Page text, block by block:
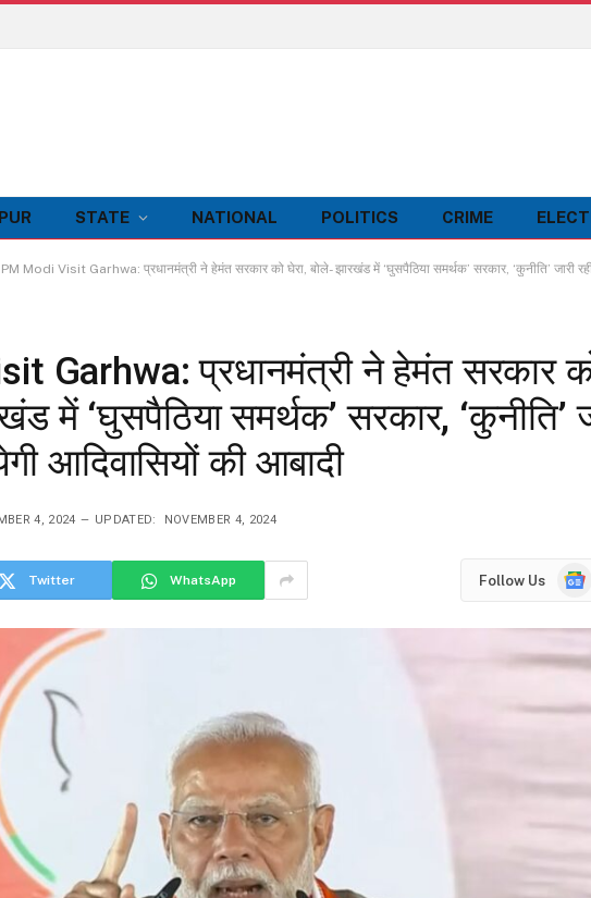
STATE NATIONAL POLITICS CRIME
PM Modi Visit Garhwa: प्रधानमंत्री ने हेमंत सरकार को घेरा, बोले- झारखंड में ‘घुसपैठिया समर्थक’ सरकार, ‘कुनीति’ जारी
Garhwa: प्रधानमंत्री ने हेमंत सरकार
में ‘घुसपैठिया समर्थक’ सरकार, ‘कुनीति’
आदिवासियों की आबादी
4, 2024 UPDATED: NOVEMBER 4, 2024
Twitter WhatsApp Follow Us